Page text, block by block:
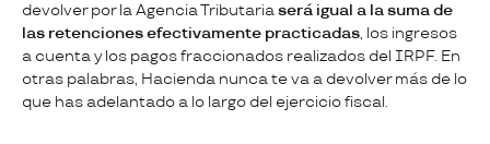
devolver por la Agencia Tributariaserá igual a la suma de
las retenciones efectivamente practicadas, los ingresos
a cuenta y los pagos fraccionados realizados del IRPF. En
otras palabras, Hacienda nunca te va a devolver más de lo
que has adelantado a lo largo del ejercicio fiscal.